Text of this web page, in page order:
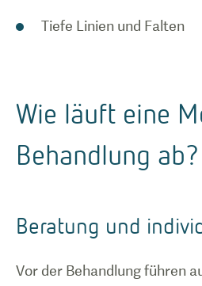
Tiefe Linien und Falten
Wie läuft eine
Behandlung ab?
Beratung und
Vor der Behandlung führen